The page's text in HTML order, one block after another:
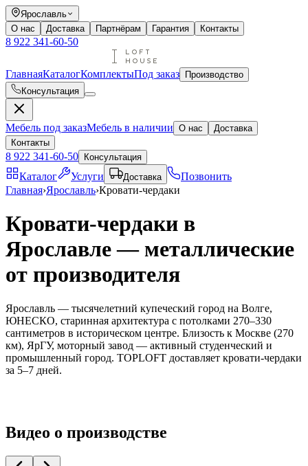
Ярославль
О нас
Доставка Партнёрам Гарантия Контакты
8 922 341-60-50
ГлавнаяКаталогКомплектыПод заказ
Производство
Консультация
Мебель под заказМебель в наличии О нас
Доставка
Контакты
8 922 341-60-50 Консультация
Каталог Услуги Доставка
Позвонить
Главная›Ярославль›Кровати-чердаки
Кровати-чердаки в
Ярославле — металлические
от производителя
Ярославль — тысячелетний купеческий город на Волге,
ЮНЕСКО, старинная архитектура с потолками 270–330
сантиметров в историческом центре. Близость к Москве (270
км), ЯрГУ, моторный завод — активный студенческий и
промышленный город. TOPLOFT доставляет кровати-чердаки
за 5–7 дней.
Видео о производстве